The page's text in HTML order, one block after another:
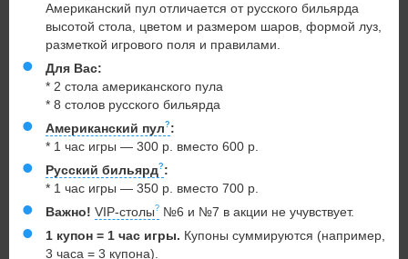
Американский пул отличается от русского бильярда
высотой стола, цветом и размером шаров, формой луз,
разметкой игрового поля и правилами.
Для Вас:
* 2 стола американского пула
* 8 столов русского бильярда
Американский пул :
* 1 час игры — 300 р. вместо 600 р.
Русский бильярд :
* 1 час игры — 350 р. вместо 700 р.
Важно! VIP-столы
№6 и №7 в акции не учувствует.
1 купон = 1 час игры. Купоны суммируются (например,
3 часа = 3 купона).